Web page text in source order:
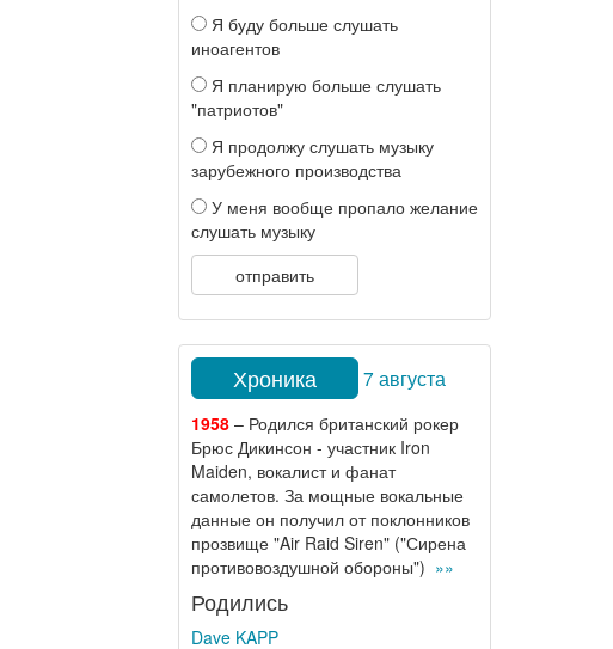
Я буду больше слушать
иноагентов
Я планирую больше слушать
"патриотов"
Я продолжу слушать музыку
зарубежного производства
У меня вообще пропало желание
слушать музыку
отправить
Хроника 7 августа
1958– Родился британский рокер
Брюс Дикинсон - участник Iron
Maiden, вокалист и фанат
самолетов. За мощные вокальные
данные он получил от поклонников
прозвище "Air Raid Siren" ("Сирена
противовоздушной обороны") »»
Родились
Dave KAPP